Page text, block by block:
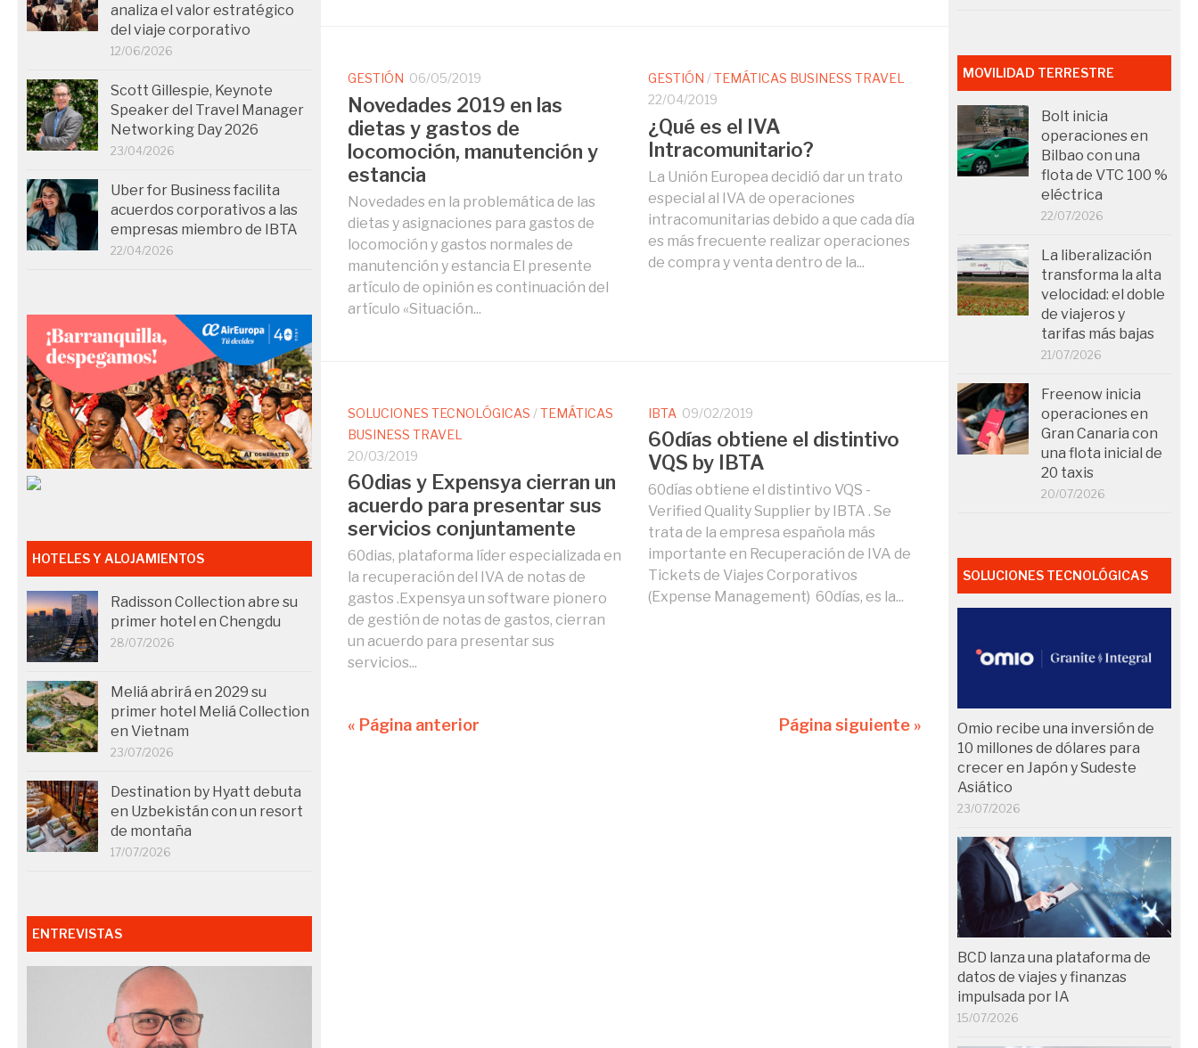
GESTIÓN 06/05/2019
Novedades 2019 en las
dietas y gastos de
locomoción, manutención y
estancia
Novedades en la problemática de las
dietas y asignaciones para gastos de
locomoción y gastos normales de
manutención y estancia El presente
artículo de opinión es continuación del
artículo «Situación...
GESTIÓN /TEMÁTICAS BUSINESS TRAVEL
22/04/2019
¿Qué es el IVA
Intracomunitario?
La Unión Europea decidió dar un trato
especial al IVA de operaciones
intracomunitarias debido a que cada día
es más frecuente realizar operaciones
de compra y venta dentro de la...
SOLUCIONES TECNOLÓGICAS /TEMÁTICAS
BUSINESS TRAVEL
20/03/2019
60dias y Expensya cierran un
acuerdo para presentar sus
servicios conjuntamente
60dias, plataforma líder especializada en
la recuperación del IVA de notas de
gastos .Expensya un software pionero
de gestión de notas de gastos, cierran
un acuerdo para presentar sus
servicios...
IBTA 09/02/2019
60días obtiene el distintivo
VQS by IBTA
60días obtiene el distintivo VQS -
Verified Quality Supplier by IBTA . Se
trata de la empresa española más
importante en Recuperación de IVA de
Tickets de Viajes Corporativos
(Expense Management) 60días, es la...
« Página anterior Página siguiente »
analiza el valor estratégico
del viaje corporativo
12/06/2026
Scott Gillespie, Keynote
Speaker del Travel Manager
Networking Day 2026
23/04/2026
Uber for Business facilita
acuerdos corporativos a las
empresas miembro de IBTA
22/04/2026
HOTELES Y ALOJAMIENTOS
Radisson Collection abre su
primer hotel en Chengdu
28/07/2026
Meliá abrirá en 2029 su
primer hotel Meliá Collection
en Vietnam
23/07/2026
Destination by Hyatt debuta
en Uzbekistán con un resort
de montaña
17/07/2026
ENTREVISTAS
MOVILIDAD TERRESTRE
Bolt inicia
operaciones en
Bilbao con una
flota de VTC 100 %
eléctrica
22/07/2026
La liberalización
transforma la alta
velocidad: el doble
de viajeros y
tarifas más bajas
21/07/2026
Freenow inicia
operaciones en
Gran Canaria con
una flota inicial de
20 taxis
20/07/2026
SOLUCIONES TECNOLÓGICAS
Omio recibe una inversión de
10 millones de dólares para
crecer en Japón y Sudeste
Asiático
23/07/2026
BCD lanza una plataforma de
datos de viajes y finanzas
impulsada por IA
15/07/2026